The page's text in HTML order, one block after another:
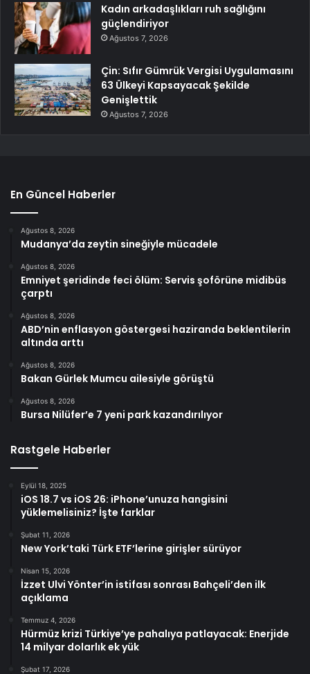
Kadın arkadaşlıkları ruh sağlığını
güçlendiriyor
Ağustos 7, 2026
Çin: Sıfır Gümrük Vergisi Uygulamasını
63 Ülkeyi Kapsayacak Şekilde
Genişlettik
Ağustos 7, 2026
En Güncel Haberler
Ağustos 8, 2026
Mudanya’da zeytin sineğiyle mücadele
Ağustos 8, 2026
Emniyet şeridinde feci ölüm: Servis şoförüne midibüs
çarptı
Ağustos 8, 2026
ABD’nin enflasyon göstergesi haziranda beklentilerin
altında arttı
Ağustos 8, 2026
Bakan Gürlek Mumcu ailesiyle görüştü
Ağustos 8, 2026
Bursa Nilüfer’e 7 yeni park kazandırılıyor
Rastgele Haberler
Eylül 18, 2025
iOS 18.7 vs iOS 26: iPhone’unuza hangisini
yüklemelisiniz? İşte farklar
Şubat 11, 2026
New York’taki Türk ETF’lerine girişler sürüyor
Nisan 15, 2026
İzzet Ulvi Yönter’in istifası sonrası Bahçeli’den ilk
açıklama
Temmuz 4, 2026
Hürmüz krizi Türkiye’ye pahalıya patlayacak: Enerjide
14 milyar dolarlık ek yük
Şubat 17, 2026